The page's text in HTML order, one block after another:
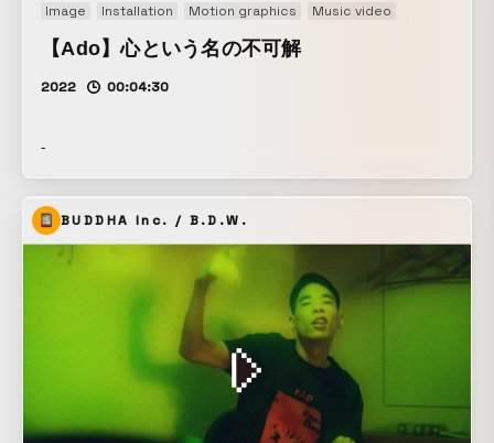
Image Installation Motion graphics Music video
【Ado】心という名の不可解
2022 00:04:30
-
BUDDHA Inc. / B.D.W.